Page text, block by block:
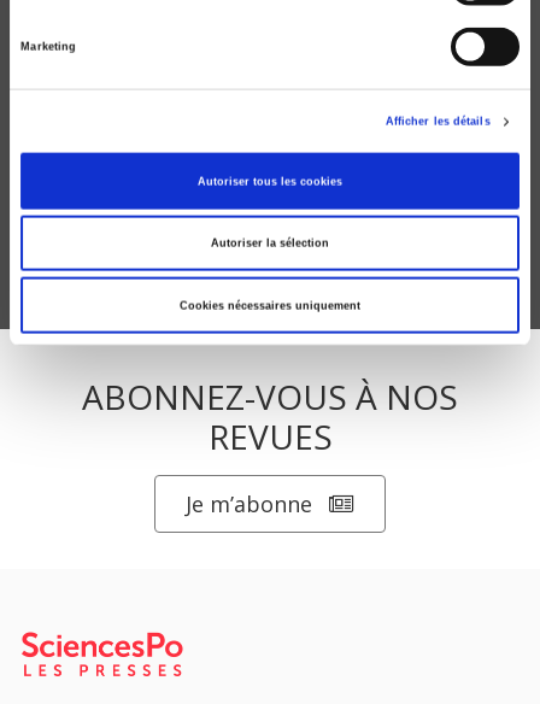
Marketing
Afficher les détails
Autoriser tous les cookies
Autoriser la sélection
Cookies nécessaires uniquement
Santé, travail, environnement
Claude Gilbert, Emmanuel Henry
ABONNEZ-VOUS À NOS
REVUES
Je m’abonne